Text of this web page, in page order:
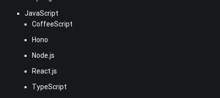
JavaScript
CoffeeScript
Hono
Node.js
React.js
TypeScript